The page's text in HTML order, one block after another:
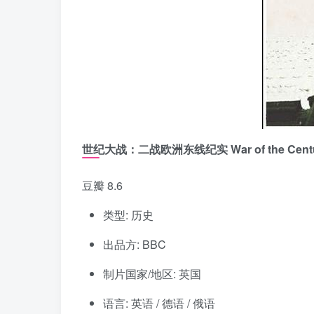
世纪大战：二战欧洲东线纪实 War of the
豆瓣 8.6
类型: 历史
出品方: BBC
制片国家/地区: 英国
语言: 英语 / 德语 / 俄语